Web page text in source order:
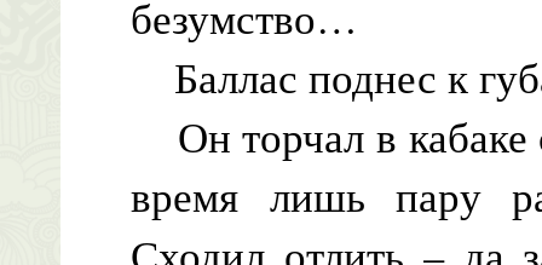
безумство…
Баллас поднес к
Он торчал в кабаке
время лишь пару